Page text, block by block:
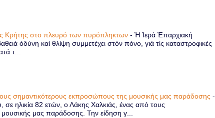
Κρήτης στο πλευρό των πυρόπληκτων-Ἡ Ἱερά Ἐπαρχιακή
ὀδύνη καί θλίψη συμμετέχει στόν πόνο, γιά τίς καταστροφικές
τ...
σημαντικότερους εκπροσώπους της μουσικής μας παράδοσης-
ηλικία 82 ετών, ο Λάκης Χαλκιάς, ένας από τους
μας παράδοσης. Την είδηση γ...